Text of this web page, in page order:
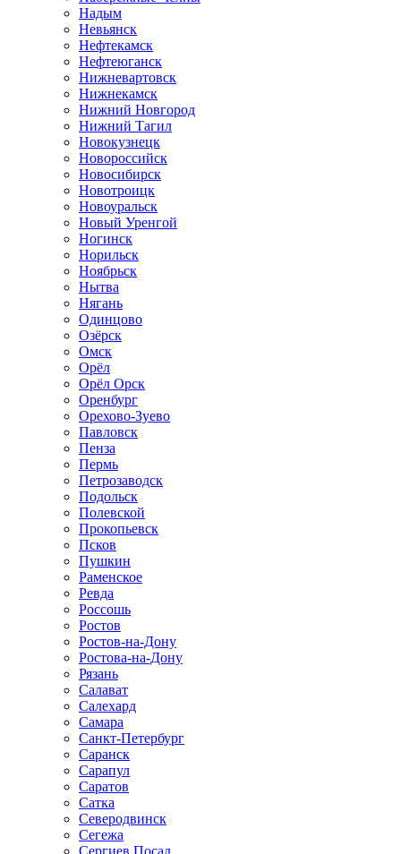
Надым
Невьянск
Нефтекамск
Нефтеюганск
Нижневартовск
Нижнекамск
Нижний Новгород
Нижний Тагил
Новокузнецк
Новороссийск
Новосибирск
Новотроицк
Новоуральск
Новый Уренгой
Ногинск
Норильск
Ноябрьск
Нытва
Нягань
Одинцово
Озёрск
Омск
Орёл
Орёл Орск
Оренбург
Орехово-Зуево
Павловск
Пенза
Пермь
Петрозаводск
Подольск
Полевской
Прокопьевск
Псков
Пушкин
Раменское
Ревда
Россошь
Ростов
Ростов-на-Дону
Ростова-на-Дону
Рязань
Салават
Салехард
Самара
Санкт-Петербург
Саранск
Сарапул
Саратов
Сатка
Северодвинск
Сегежа
Сергиев Посад